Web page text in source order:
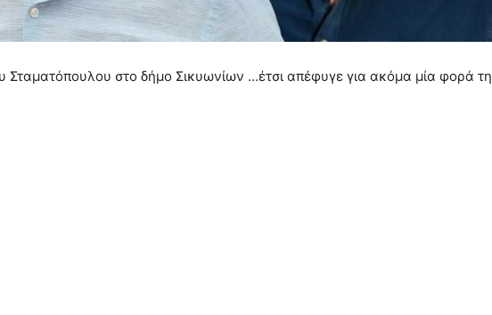
Σταματόπουλου στο δήμο Σικυωνίων …έτσι απέφυγε για ακόμα μία φορά τη